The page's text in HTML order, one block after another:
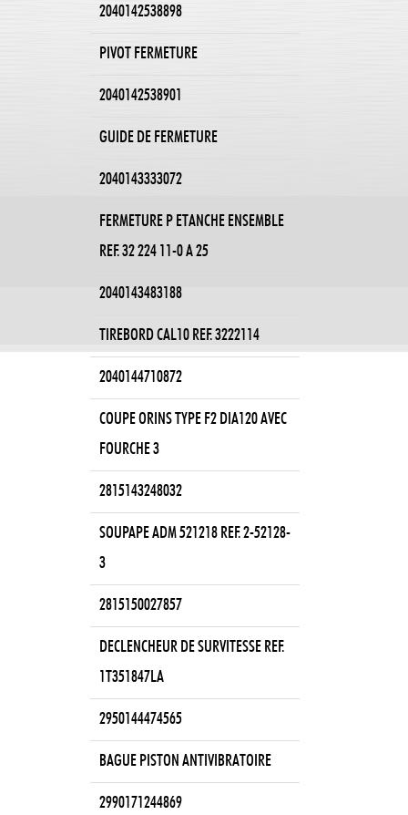
2040142538898
PIVOT FERMETURE
2040142538901
GUIDE DE FERMETURE
2040143333072
FERMETURE P ETANCHE ENSEMBLE
REF. 32 224 11-0 A 25
2040143483188
TIREBORD CAL10 REF. 3222114
2040144710872
COUPE ORINS TYPE F2 DIA120 AVEC
FOURCHE 3
2815143248032
SOUPAPE ADM 521218 REF. 2-52128-
3
2815150027857
DECLENCHEUR DE SURVITESSE REF.
1T351847LA
2950144474565
BAGUE PISTON ANTIVIBRATOIRE
2990171244869